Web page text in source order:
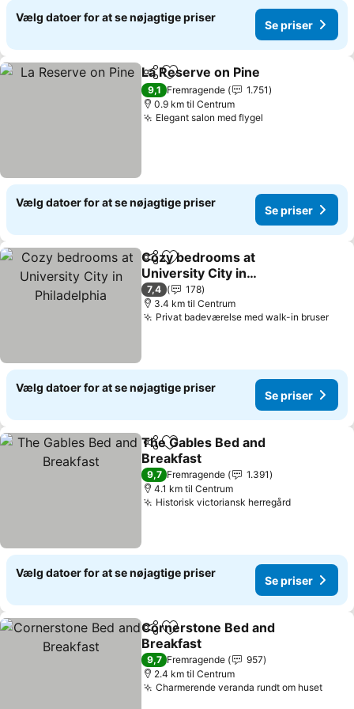
Vælg datoer for at se nøjagtige priser
Se priser
Del Føj til favoritter
La Reserve on Pine
9,1 Fremragende
1.751
0.9 km til Centrum
Elegant salon med flygel
Vælg datoer for at se nøjagtige priser
Se priser
Del Føj til favoritter
Cozy bedrooms at
University City in
Philadelphia
7,4
178
3.4 km til Centrum
Privat badeværelse med walk-in bruser
Vælg datoer for at se nøjagtige priser
Se priser
Del Føj til favoritter
The Gables Bed and
Breakfast
9,7 Fremragende
1.391
4.1 km til Centrum
Historisk victoriansk herregård
Vælg datoer for at se nøjagtige priser
Se priser
Del Føj til favoritter
Cornerstone Bed and
Breakfast
9,7 Fremragende
957
2.4 km til Centrum
Charmerende veranda rundt om huset